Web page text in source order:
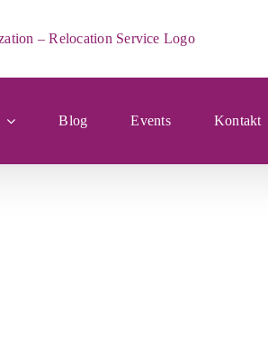
Blog Events Kontakt